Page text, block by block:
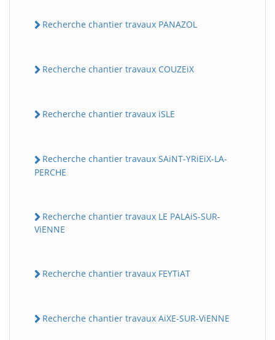
Recherche chantier travaux PANAZOL
Recherche chantier travaux COUZEiX
Recherche chantier travaux iSLE
Recherche chantier travaux SAiNT-YRiEiX-LA-
PERCHE
Recherche chantier travaux LE PALAiS-SUR-
ViENNE
Recherche chantier travaux FEYTiAT
Recherche chantier travaux AiXE-SUR-ViENNE